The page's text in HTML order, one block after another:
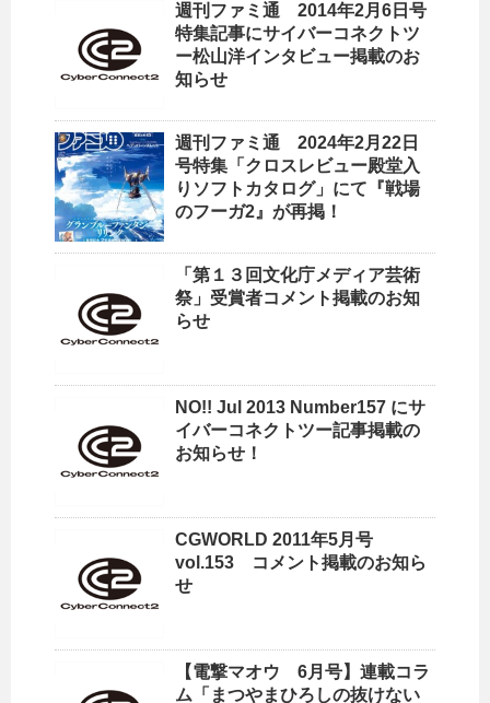
週刊ファミ通 2014年2月6日号
特集記事にサイバーコネクトツ
ー松山洋インタビュー掲載のお
知らせ
週刊ファミ通 2024年2月22日
号特集「クロスレビュー殿堂入
りソフトカタログ」にて『戦場
のフーガ2』が再掲！
「第１３回文化庁メディア芸術
祭」受賞者コメント掲載のお知
らせ
NO!! Jul 2013 Number157 にサ
イバーコネクトツー記事掲載の
お知らせ！
CGWORLD 2011年5月号
vol.153 コメント掲載のお知ら
せ
【電撃マオウ 6月号】連載コラ
ム「まつやまひろしの抜けない